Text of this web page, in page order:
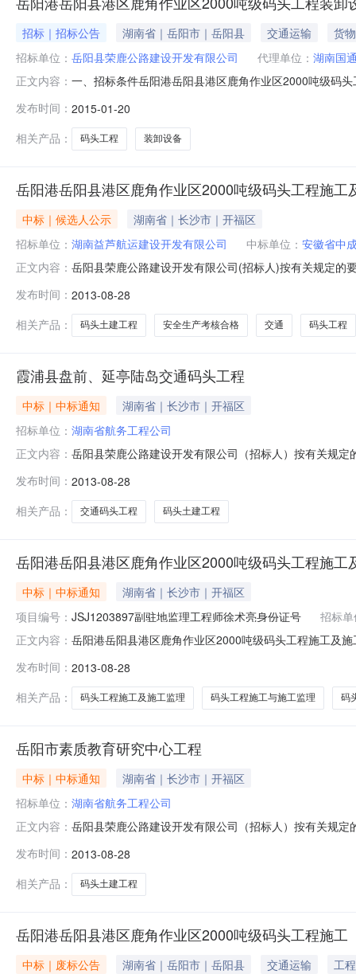
招标｜招标公告 湖南省｜岳阳市｜岳阳县 交通运输
货物
招标单位： 岳阳县荣鹿公路建设开发有限公司 代理单位： 湖南国
正文内容： 一、招标条件岳阳港岳阳县港区鹿角作业区2000吨级码
项目概况2.1项目名称:岳阳港岳阳县港区鹿角作业区
发布时间： 2015-01-20
相关产品：
码头工程 装卸设备
岳阳港岳阳县港区鹿角作业区2000吨级码头工程施工
中标｜候选人公示
湖南省｜长沙市｜开福区
招标单位： 湖南益芦航运建设开发有限公司 中标单位： 安徽省中
正文内容： 岳阳县荣鹿公路建设开发有限公司(招标人)按有关规定的
见下表:施工第一标段:湖南省航务工程公司近五年完成的
地株洲市湘阴县发包
发布时间： 2013-08-28
相关产品：
码头土建工程 安全生产考核合格 交通 码头工程
霞浦县盘前、延亭陆岛交通码头工程
中标｜中标通知
湖南省｜长沙市｜开福区
招标单位： 湖南省航务工程公司
正文内容： 岳阳县荣鹿公路建设开发有限公司（招标人）按有关规
理和总工证件见下表：施工第一标段：湖南省航务工程
土建工程项目所在地株洲市湘阴县发包
发布时间： 2013-08-28
相关产品：
交通码头工程 码头土建工程
岳阳港岳阳县港区鹿角作业区2000吨级码头工程施工
中标｜中标通知
湖南省｜长沙市｜开福区
项目编号： JSJ1203897副驻地监理工程师徐术亮身份证号
招标
正文内容： 岳阳港岳阳县港区鹿角作业区2000吨级码头工程施工及
开发有限公司（招标人）按有关规定的要求，将岳阳港
标段：永嘉
发布时间： 2013-08-28
相关产品：
码头工程施工及施工监理 码头工程施工与施工监理 码
岳阳市素质教育研究中心工程
中标｜中标通知
湖南省｜长沙市｜开福区
招标单位： 湖南省航务工程公司
正文内容： 岳阳县荣鹿公路建设开发有限公司（招标人）按有关规
理和总工证件见下表：施工第一标段：湖南省航务工程
土建工程项目所在地株洲市湘阴县发包
发布时间： 2013-08-28
相关产品：
码头土建工程
岳阳港岳阳县港区鹿角作业区2000吨级码头工程施工
中标｜废标公告 湖南省｜岳阳市｜岳阳县 交通运输
工程